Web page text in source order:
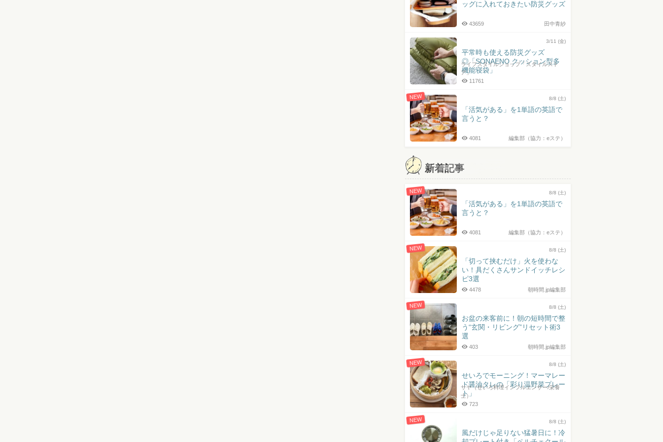
ッグに入れておきたい防災グッズ
田中青紗
43659
3/11 (金)
平常時も使える防災グッズ
◎「SONAENO クッション型多
機能寝袋」
ライフスタイルショップ「スタイルスト
ア」
11761
NEW 8/8 (土)
「活気がある」を1単語の英語で
言うと？
編集部（協力：eステ）
4081
新着記事
NEW 8/8 (土)
「活気がある」を1単語の英語で
言うと？
編集部（協力：eステ）
4081
NEW 8/8 (土)
「切って挟むだけ」火を使わな
い！具だくさんサンドイッチレシ
ピ3選
朝時間.jp編集部
4478
NEW 8/8 (土)
お盆の来客前に！朝の短時間で整
う“玄関・リビング”リセット術3
選
朝時間.jp編集部
403
NEW 8/8 (土)
せいろでモーニング！マーマレー
ド醤油タレの「彩り温野菜プレー
ト」
サヤ（せいろ料理インフルエンサー/栄養
士）
723
NEW 8/8 (土)
風だけじゃ足りない猛暑日に！冷